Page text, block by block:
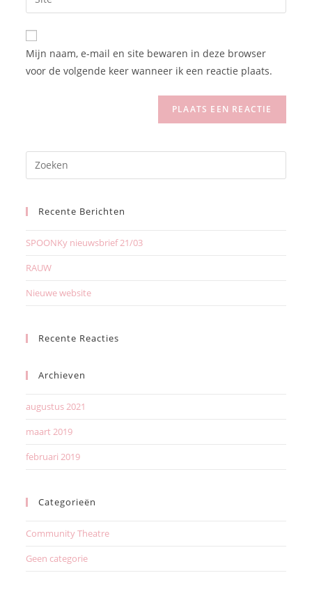
Mijn naam, e-mail en site bewaren in deze browser
voor de volgende keer wanneer ik een reactie plaats.
Recente Berichten
SPOONKy nieuwsbrief 21/03
RAUW
Nieuwe website
Recente Reacties
Archieven
augustus 2021
maart 2019
februari 2019
Categorieën
Community Theatre
Geen categorie